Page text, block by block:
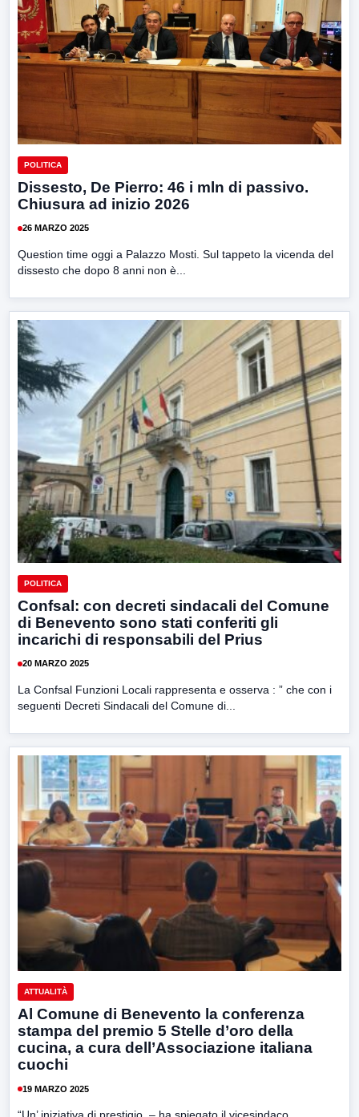
POLITICA
Dissesto, De Pierro: 46 i mln di passivo.
Chiusura ad inizio 2026
26 MARZO 2025
Question time oggi a Palazzo Mosti. Sul tappeto la vicenda del
dissesto che dopo 8 anni non è...
POLITICA
Confsal: con decreti sindacali del Comune
di Benevento sono stati conferiti gli
incarichi di responsabili del Prius
20 MARZO 2025
La Confsal Funzioni Locali rappresenta e osserva : ” che con i
seguenti Decreti Sindacali del Comune di...
ATTUALITÀ
Al Comune di Benevento la conferenza
stampa del premio 5 Stelle d’oro della
cucina, a cura dell’Associazione italiana
cuochi
19 MARZO 2025